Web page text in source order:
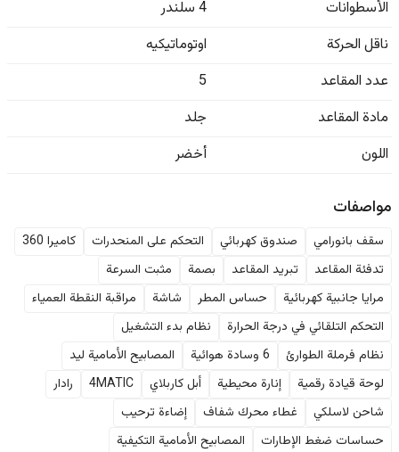
الأسطوانات
4 سلندر
ناقل الحركة
اوتوماتيكيه
عدد المقاعد
5
مادة المقاعد
جلد
اللون
أخضر
مواصفات
سقف بانورامي صندوق كهربائي التحكم على المنحدرات
كاميرا 360
تدفئة المقاعد
تبريد المقاعد بصمة
مثبت السرعة
مرايا جانبية كهربائية
حساس المطر شاشة
مراقبة النقطة العمياء
التحكم التلقائي في درجة الحرارة
نظام بدء التشغيل
نظام فرملة الطوارئ
6 وسادة هوائية
المصابيح الأمامية ليد
لوحة قيادة رقمية
إنارة محيطية أبل كاربلاي 4MATIC
رادار
شاحن لاسلكي
غطاء محرك شفاف
إضاءة ترحيب
حساسات ضغط الإطارات
المصابيح الأمامية التكيفية